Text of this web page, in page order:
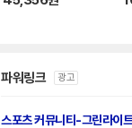
파워링크 광고
스포츠 커뮤니티-그린라이트